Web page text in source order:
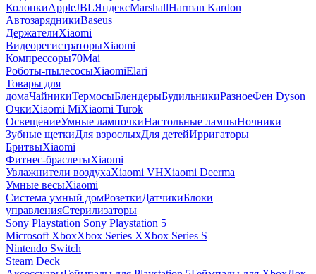
КолонкиAppleJBLЯндексMarshallHarman Kardon
АвтозарядникиBaseus
ДержателиXiaomi
ВидеорегистраторыXiaomi
Компрессоры70Mai
Роботы-пылесосыXiaomiElari
Товары для
домаЧайникиТермосыБлендерыБудильникиРазноеФен Dyson
ОчкиXiaomi MiXiaomi Turok
ОсвещениеУмные лампочкиНастольные лампыНочники
Зубные щеткиДля взрослыхДля детейИрригаторы
БритвыXiaomi
Фитнес-браслетыXiaomi
Увлажнители воздухаXiaomi VHXiaomi Deerma
Умные весыXiaomi
Система умный домРозеткиДатчикиБлоки
управленияСтерилизаторы
Sony Playstation Sony Playstation 5
Microsoft XboxXbox Series XXbox Series S
Nintendo Switch
Steam Deck